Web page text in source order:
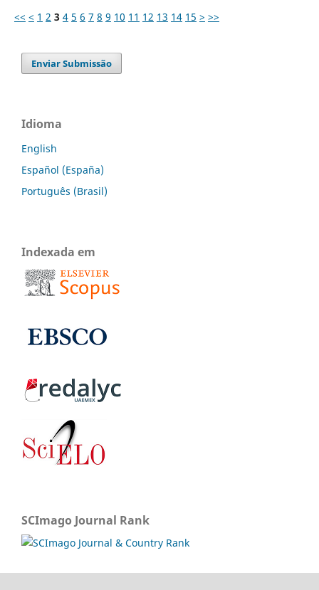
<< < 1 2 3 4 5 6 7 8 9 10 11 12 13 14 15 > >>
Enviar Submissão
Idioma
English
Español (España)
Português (Brasil)
Indexada em
SCImago Journal Rank